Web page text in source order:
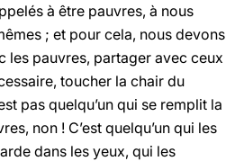
à être pauvres, à nous
; et pour cela, nous devons
les pauvres, partager avec ceux
toucher la chair du
pas quelqu’un qui se remplit la
non ! C’est quelqu’un qui les
dans les yeux, qui les